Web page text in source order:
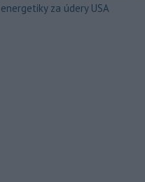
energetiky za údery USA